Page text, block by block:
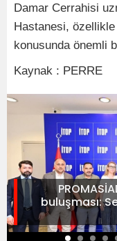
Damar Cerrahisi
Hastanesi, özellikle
konusunda önemli
Kaynak : PERRE
buluşması: